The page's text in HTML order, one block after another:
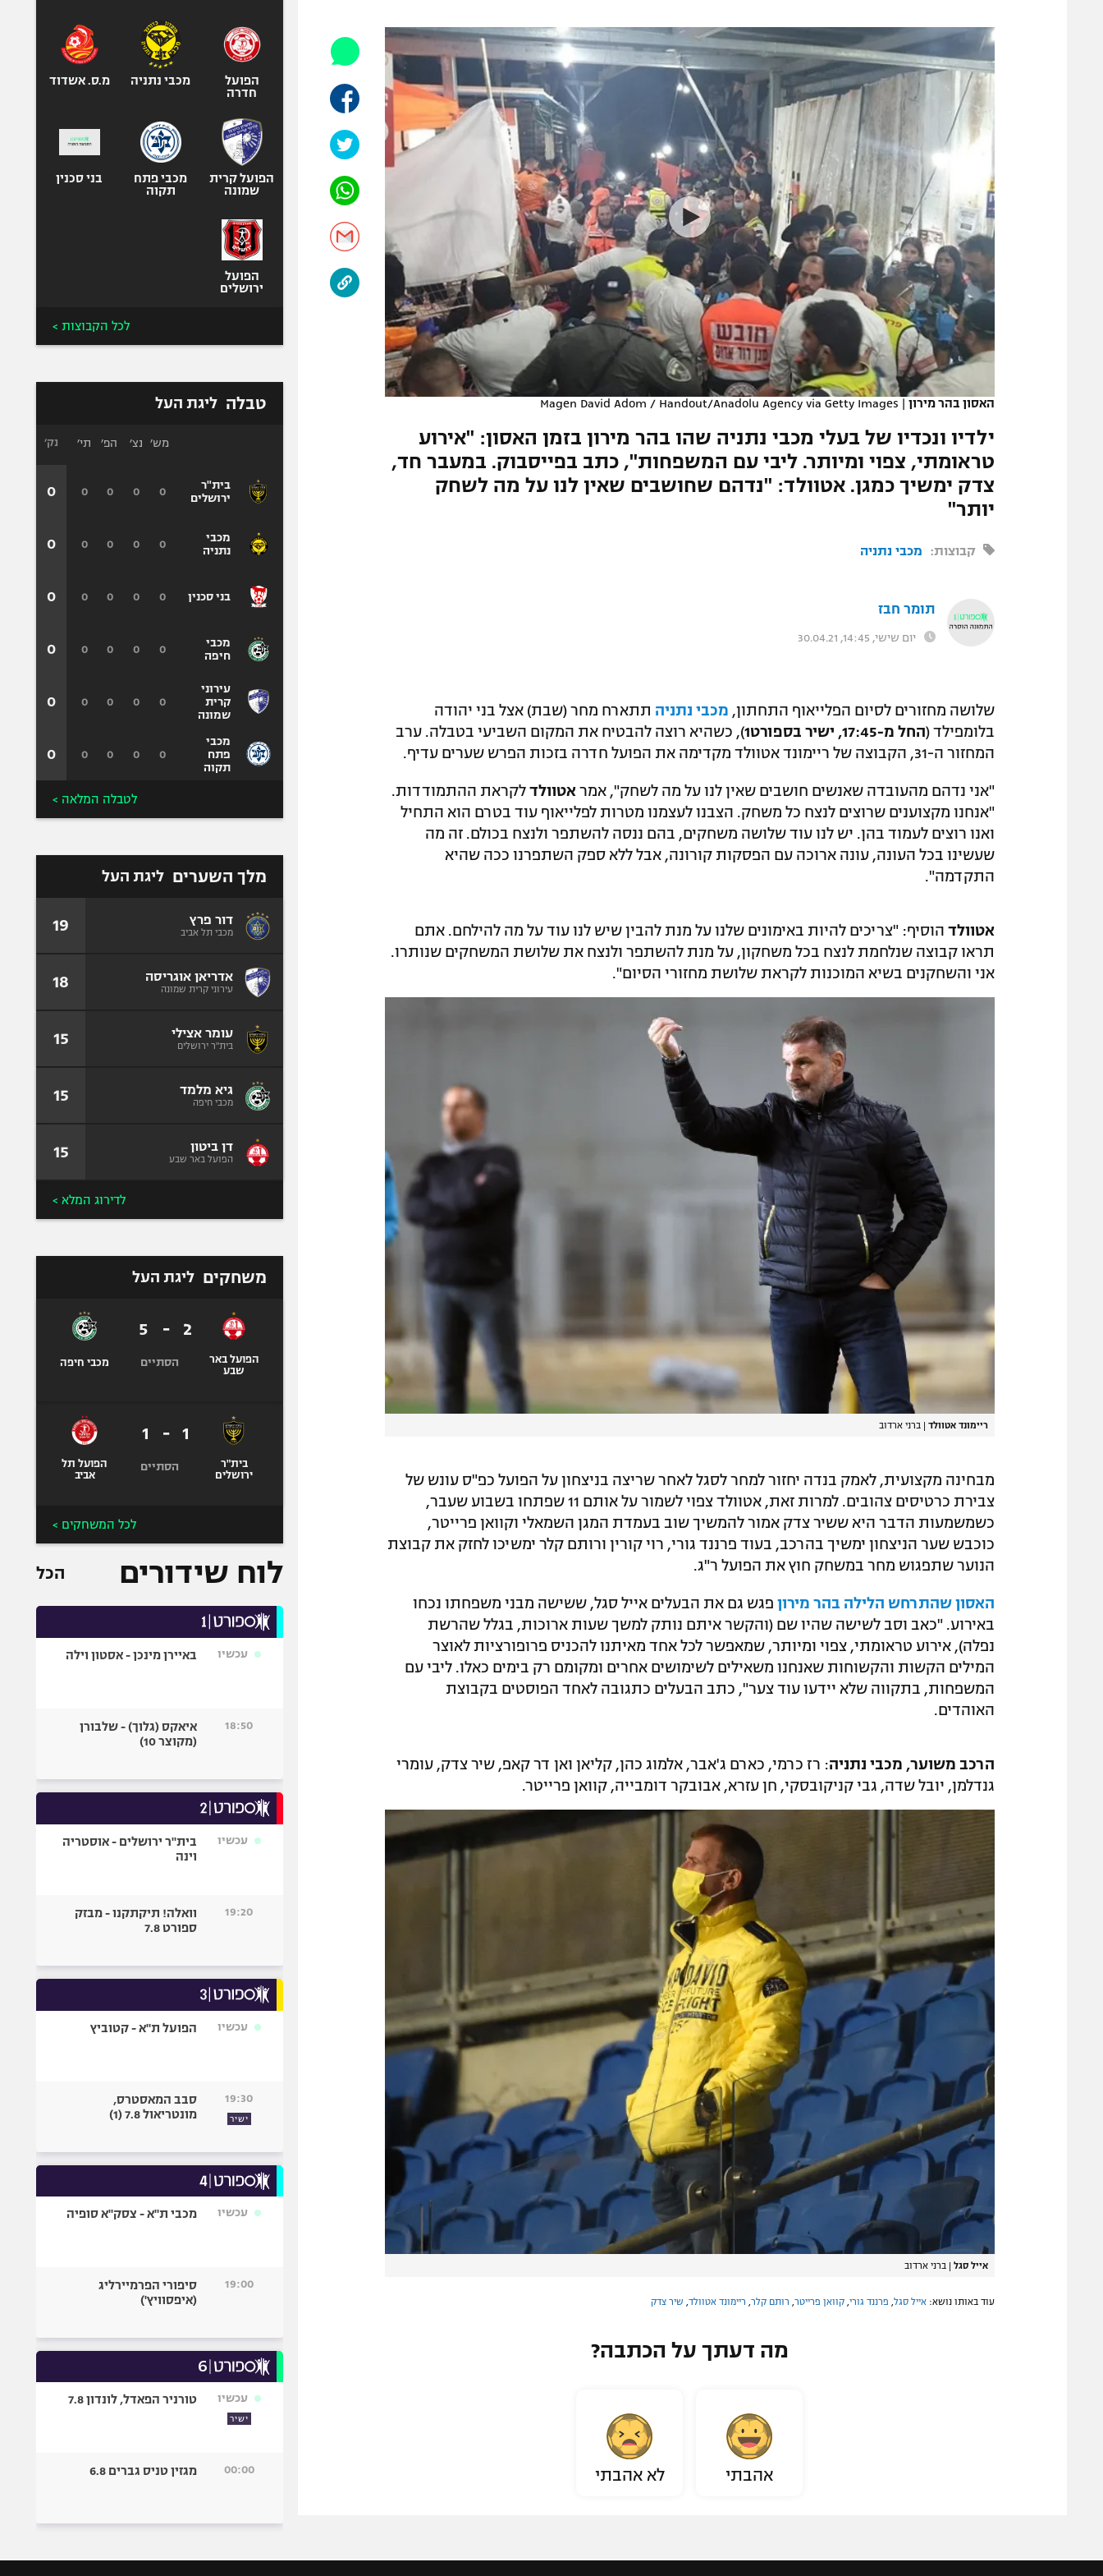
תקנון משתתפים וזוכים בפרסים
תקנון עבור פעילות אלקטרה
תקנון עבור פעילות ספורט 1 – "מרלן"
תנאי שימוש
מדיניות פרטיות
תקנון פעילות ספורט 1
רשיון להקרנה פומבית לבית עסק
הצטרפות לחבילת הערוצים
לוח דרושים – ג'ובנט
תגיות
הפועל תל אביב
הפועל חיפה
הפועל באר שבע
מכבי נתניה
בני יהודה
ליגה סינית
ליגה ברזילאית
ליגות נוספות
אופניים
ספורט מוטורי
כדורמים
בייסבול MLB
ספורט אתגרי
אומנויות לחימה
האסון בהר מירון |
Magen David Adom / Handout/Anadolu Agency via Getty Images
ילדיו ונכדיו של בעלי מכבי נתניה שהו בהר מירון בזמן האסון: "אירוע
טראומתי, צפוי ומיותר. ליבי עם המשפחות", כתב בפייסבוק. במעבר חד,
צדק ימשיך כמגן. אטוולד: "נדהם שחושבים שאין לנו על מה לשחק
יותר"
קבוצות: מכבי נתניה
תומר חבז
יום שישי, 14:45, 30.04.21
שלושה מחזורים לסיום הפלייאוף התחתון, מכבי נתניה תתארח מחר (שבת) אצל בני יהודה
בלומפילד (החל מ-17:45, ישיר בספורט1
), כשהיא רוצה להבטיח את המקום השביעי בטבלה. ערב
המחזור ה-31, הקבוצה של ריימונד אטוולד מקדימה את הפועל חדרה בזכות הפרש שערים עדיף.
"אני נדהם מהעובדה שאנשים חושבים שאין לנו על מה לשחק", אמר אטוולד לקראת ההתמודדות.
"אנחנו מקצוענים שרוצים לנצח כל משחק. הצבנו לעצמנו מטרות לפלייאוף עוד בטרם הוא התחיל
ואנו רוצים לעמוד בהן. יש לנו עוד שלושה משחקים, בהם ננסה להשתפר ולנצח בכולם. זה מה
שעשינו בכל העונה, עונה ארוכה עם הפסקות קורונה, אבל ללא ספק השתפרנו ככה שהיא
התקדמה".
אטוולד הוסיף: "צריכים להיות באימונים שלנו על מנת להבין שיש לנו עוד על מה להילחם. אתם
תראו קבוצה שנלחמת לנצח בכל משחקון, על מנת להשתפר ולנצח את שלושת המשחקים שנותרו.
אני והשחקנים בשיא המוכנות לקראת שלושת מחזורי הסיום".
ריימונד אטוולד | ברני ארדוב
מבחינה מקצועית, לאמק בנדה יחזור למחר לסגל לאחר שריצה בניצחון על הפועל כפ"ס עונש של
צבירת כרטיסים צהובים. למרות זאת, אטוולד צפוי לשמור על אותם 11 שפתחו בשבוע שעבר,
כשמשמעות הדבר היא ששיר צדק אמור להמשיך שוב בעמדת המגן השמאלי וקוואן פרייטר,
כוכבש שער הניצחון ימשיך בהרכב, בעוד פרננד גורי, רוי קורין ורותם קלר ימשיכו לחזק את קבוצת
הנוער שתפגוש מחר במשחק חוץ את הפועל ר"ג.
האסון שהתרחש הלילה בהר מירון פגש גם את הבעלים אייל סגל, ששישה מבני משפחתו נכחו
באירוע. "כאב וסב לשישה שהיו שם (והקשר איתם נותק למשך שעות ארוכות, בגלל שהרשת
נפלה), אירוע טראומתי, צפוי ומיותר, שמאפשר לכל אחד מאיתנו להכניס פרופורציות לאוצר
המילים הקשות והקשוחות שאנחנו משאילים לשימושים אחרים ומקומם רק בימים כאלו. ליבי עם
המשפחות, בתקווה שלא יידעו עוד צער", כתב הבעלים כתגובה לאחד הפוסטים בקבוצת
האוהדים.
הרכב משוער, מכבי נתניה: רז כרמי, כארם ג'אבר, אלמוג כהן, קליאן ואן דר קאפ, שיר צדק, עומרי
גנדלמן, יובל שדה, גבי קניקובסקי, חן עזרא, אבובקר דומבייה, קוואן פרייטר.
אייל סגל ברני ארדוב
עוד באותו נושא: אייל סגל פרננד גורי קוואן פרייטר רותם קלר ריימונד אטוולד שיר צדק
מה דעתך על הכתבה?
אהבתי לא אהבתי
הפועל
חדרה
מכבי נתניה מ.ס. אשדוד
הפועל קרית
שמונה
מכבי פתח
תקוה
בני סכנין
הפועל
ירושלים
לכל הקבוצות >
טבלה ליגת העל
בית"ר
ירושלים
מכבי
נתניה
בני סכנין
מכבי
חיפה
עירוני
קרית
שמונה
מכבי
פתח
תקוה
מש׳ נצ׳ הפ׳ תי׳
0
0
0
0
0
0
0
0
0
0
0
0
0
0
0
0
0
0
0
0
0
0
0
0
נק׳
0
0
0
0
0
0
לטבלה המלאה >
מלך השערים ליגת העל
דור פרץ
מכבי תל אביב 19
אדריאן אוגריסה
עירוני קרית שמונה 18
עומר אצילי
בית"ר ירושלים 15
גיא מלמד
מכבי חיפה 15
דן ביטון
הפועל באר שבע 15
לדירוג המלא >
משחקים ליגת העל
הפועל באר
שבע
2
-
5
הסתיים מכבי חיפה
בית"ר
ירושלים
1
-
1
הסתיים
הפועל תל
אביב
לכל המשחקים >
לוח שידורים הכל
עכשיו באיירן מינכן - אסטון וילה
18:50
איאקס (גלוך) - שלבורן
(מקוצר 10)
עכשיו
בית"ר ירושלים - אוסטריה
וינה
19:20
וואלה! תיקתקנו - מבזק
ספורט 7.8
עכשיו הפועל ת"א - קטוביץ
19:30
ישיר
סבב המאסטרס,
מונטריאול 7.8 (1)
עכשיו מכבי ת"א - צסק"א סופיה
19:00
סיפורי הפרמיירליג
(איפסוויץ')
עכשיו
ישיר
טורניר הפאדל, לונדון 7.8
00:00 מגזין טניס גברים 6.8